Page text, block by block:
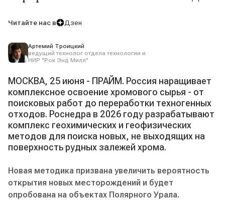
Читайте нас в Дзен
Артемий Троицкий
ведущий технолог отдела технологии и
НИР "Рок Энд Милл"
МОСКВА, 25 июня - ПРАЙМ. Россия наращивает
комплексное освоение хромового сырья - от
поисковых работ до переработки техногенных
отходов. Роснедра в 2026 году разрабатывают
комплекс геохимических и геофизических
методов для поиска новых, не выходящих на
поверхность рудных залежей хрома.
Новая методика призвана увеличить вероятность
открытия новых месторождений и будет
опробована на объектах Полярного Урала.